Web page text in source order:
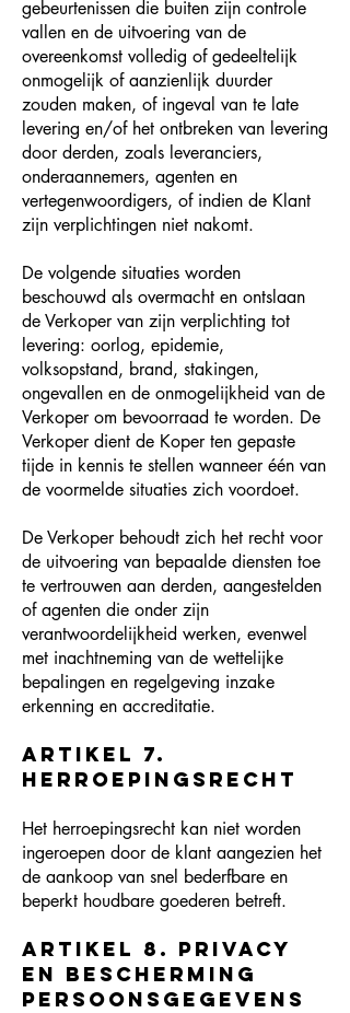
gebeurtenissen die buiten zijn controle
vallen en de uitvoering van de
overeenkomst volledig of gedeeltelijk
onmogelijk of aanzienlijk duurder
zouden maken, of ingeval van te late
levering en/of het ontbreken van levering
door derden, zoals leveranciers,
onderaannemers, agenten en
vertegenwoordigers, of indien de Klant
zijn verplichtingen niet nakomt.
De volgende situaties worden
beschouwd als overmacht en ontslaan
de Verkoper van zijn verplichting tot
levering: oorlog, epidemie,
volksopstand, brand, stakingen,
ongevallen en de onmogelijkheid van de
Verkoper om bevoorraad te worden. De
Verkoper dient de Koper ten gepaste
tijde in kennis te stellen wanneer één van
de voormelde situaties zich voordoet.
De Verkoper behoudt zich het recht voor
de uitvoering van bepaalde diensten toe
te vertrouwen aan derden, aangestelden
of agenten die onder zijn
verantwoordelijkheid werken, evenwel
met inachtneming van de wettelijke
bepalingen en regelgeving inzake
erkenning en accreditatie.
Artikel 7.
Herroepingsrecht
Het herroepingsrecht kan niet worden
ingeroepen door de klant aangezien het
de aankoop van snel bederfbare en
beperkt houdbare goederen betreft.
Artikel 8. Privacy
en bescherming
persoonsgegevens